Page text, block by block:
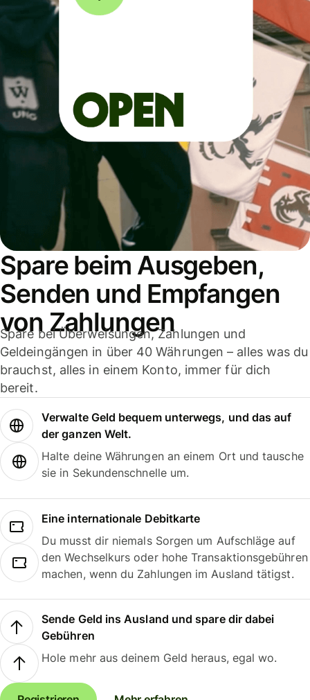
Spare beim Ausgeben,
Senden und Empfangen
von Zahlungen
Spare bei Überweisungen, Zahlungen und
Geldeingängen in über 40 Währungen – alles was du
brauchst, alles in einem Konto, immer für dich
bereit.
Verwalte Geld bequem unterwegs, und das auf
der ganzen Welt.
Halte deine Währungen an einem Ort und tausche
sie in Sekundenschnelle um.
Eine internationale Debitkarte
Du musst dir niemals Sorgen um Aufschläge auf
den Wechselkurs oder hohe Transaktionsgebühren
machen, wenn du Zahlungen im Ausland tätigst.
Sende Geld ins Ausland und spare dir dabei
Gebühren
Hole mehr aus deinem Geld heraus, egal wo.